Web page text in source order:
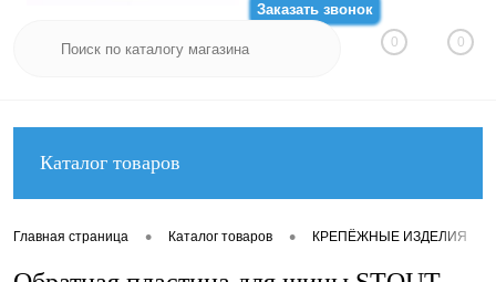
Заказать звонок
0 0
Каталог товаров
Главная страница • Каталог товаров • КРЕПЁЖНЫЕ ИЗДЕЛИЯ